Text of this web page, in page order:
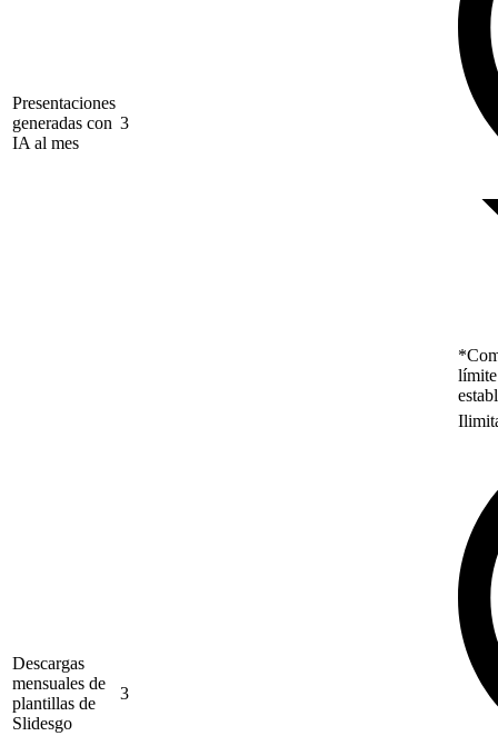
Presentaciones
generadas con
IA al mes
3
Descargas
mensuales de
plantillas de
Slidesgo
3